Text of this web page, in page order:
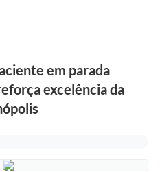
em parada
excelência da